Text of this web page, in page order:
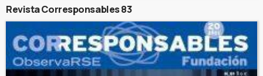
Revista Corresponsables 83